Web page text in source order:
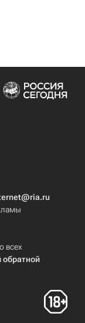
всех